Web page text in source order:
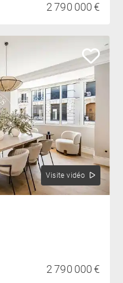
2 790 000 €
Visite vidéo
2 790 000 €